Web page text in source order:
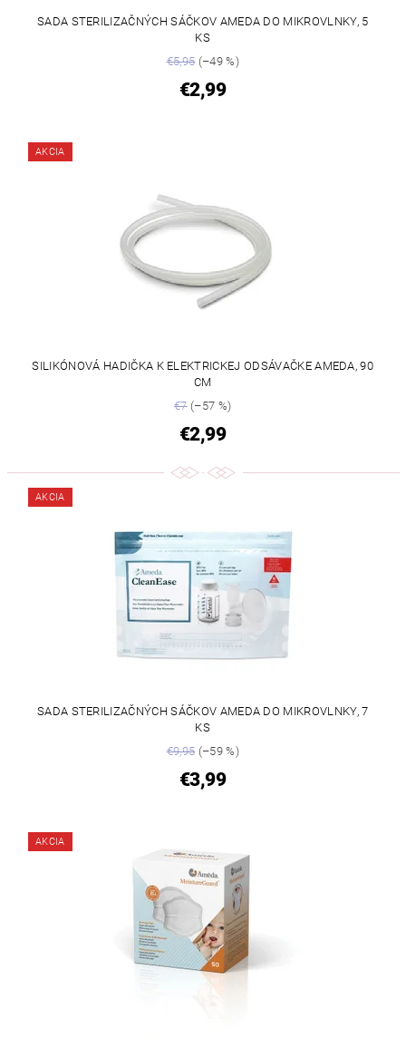
SADA STERILIZAČNÝCH SÁČKOV AMEDA DO MIKROVLNKY, 5
KS
€5,95(–49 %)
€2,99
AKCIA
SILIKÓNOVÁ HADIČKA K ELEKTRICKEJ ODSÁVAČKE AMEDA, 90
CM
€7(–57 %)
€2,99
AKCIA
SADA STERILIZAČNÝCH SÁČKOV AMEDA DO MIKROVLNKY, 7
KS
€9,95(–59 %)
€3,99
AKCIA